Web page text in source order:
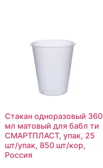
Стакан одноразовый 360
мл матовый для бабл ти
СМАРТПЛАСТ, упак, 25
шт/упак, 850 шт/кор,
Россия